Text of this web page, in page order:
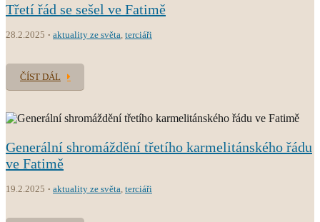
Třetí řád se sešel ve Fatimě
28.2.2025 aktuality ze světa terciáři
ČÍST DÁL
Generální shromáždění třetího karmelitánského řádu
ve Fatimě
19.2.2025 aktuality ze světa terciáři